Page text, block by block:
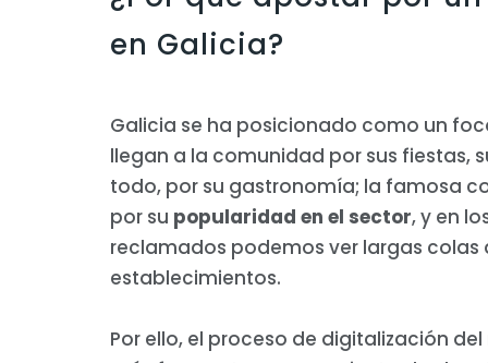
en Galicia?
Galicia se ha posicionado como un
llegan a la comunidad por sus fiestas,
todo, por su gastronomía; la famosa
por su popularidad en el sector, y en
reclamados podemos ver largas colas
establecimientos.
Por ello, el proceso de digitalización